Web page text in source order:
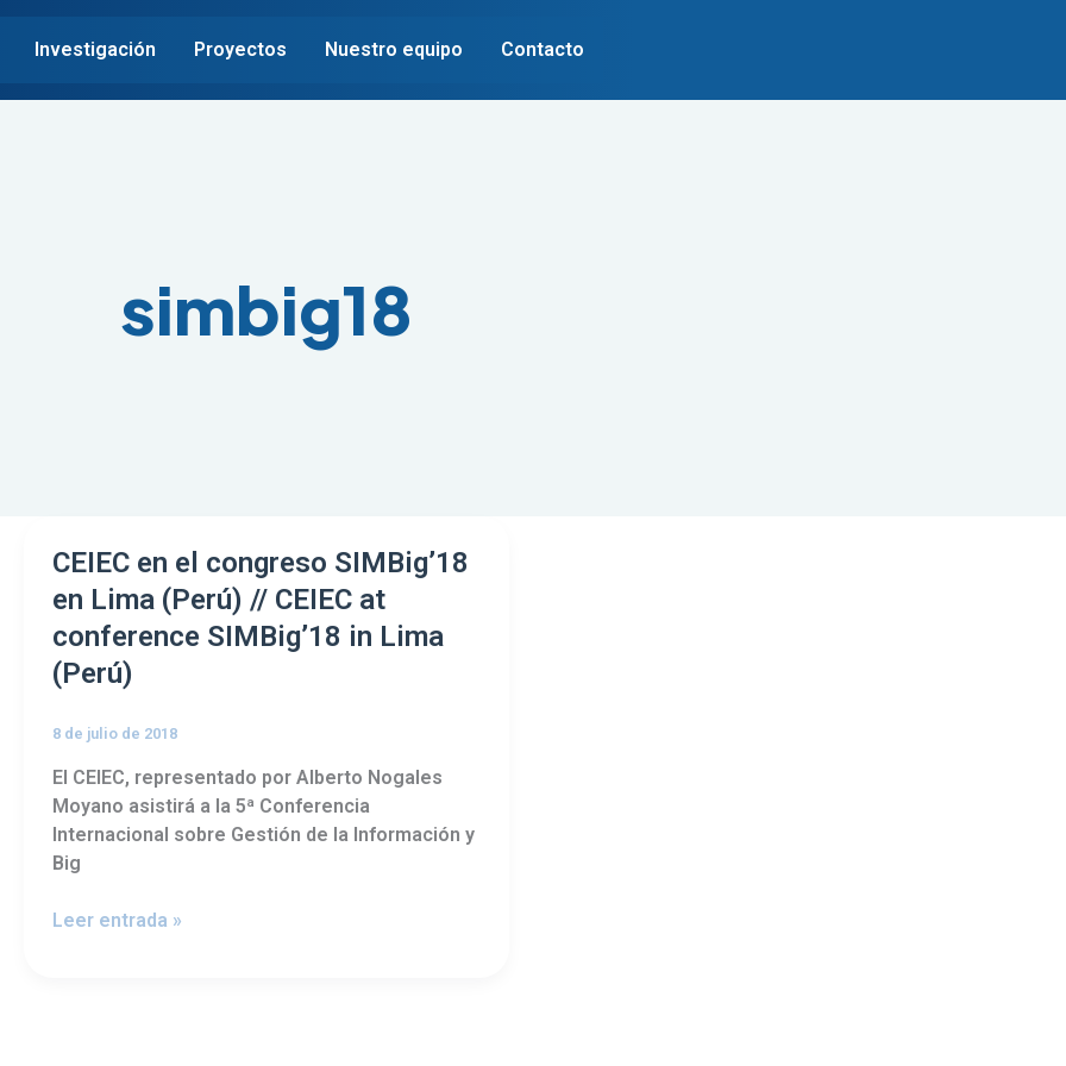
Investigación Proyectos Nuestro equipo Contacto
simbig18
CEIEC en el congreso SIMBig’18
en Lima (Perú) // CEIEC at
conference SIMBig’18 in Lima
(Perú)
8 de julio de 2018
El CEIEC, representado por Alberto Nogales
Moyano asistirá a la 5ª Conferencia
Internacional sobre Gestión de la Información y
Big
CEIEC
el
congreso
SIMBig’18
Lima
//
CEIEC
at
conference
in
Leer entrada »